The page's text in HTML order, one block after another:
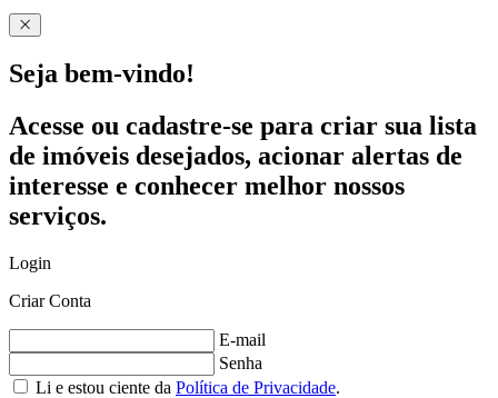
Seja bem-vindo!
Acesse ou cadastre-se para criar sua lista
de imóveis desejados, acionar alertas de
interesse e conhecer melhor nossos
serviços.
Login
Criar Conta
E-mail
Senha
Li e estou ciente da Política de Privacidade.